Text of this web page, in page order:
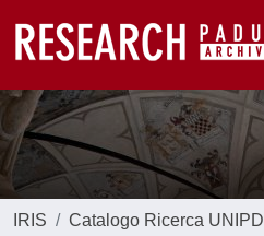
IRIS
Catalogo Ricerca UNIPD